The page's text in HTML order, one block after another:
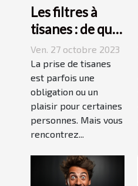
Les filtres à
tisanes : de quoi
s’agit-il ?
Ven. 27 octobre 2023
La prise de tisanes
est parfois une
obligation ou un
plaisir pour certaines
personnes. Mais vous
rencontrez...